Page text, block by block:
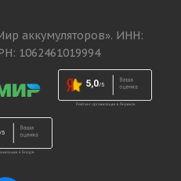
аккумуляторов». ИНН:
1062461019994